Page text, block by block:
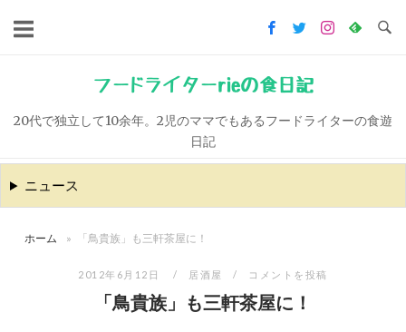
キ
ッ
フードライターrieの食日記
20代で独立して10余年。2児のママでもあるフードライターの食遊
日記
ニュース
ホーム » 「鳥貴族」も三軒茶屋に！
2012年6月12日 居酒屋 コメントを投稿
「鳥貴族」も三軒茶屋に！